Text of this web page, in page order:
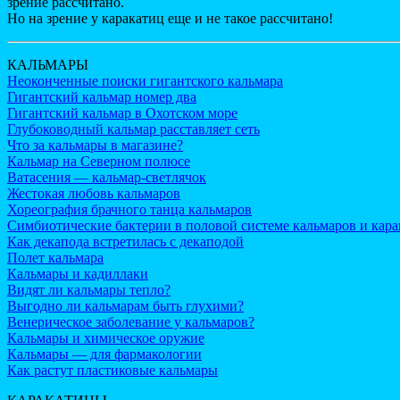
Но на зрение у каракатиц еще и не такое рассчитано!
КАЛЬМАРЫ
Неоконченные поиски гигантского кальмара
Гигантский кальмар номер два
Гигантский кальмар в Охотском море
Глубоководный кальмар расставляет сеть
Что за кальмары в магазине?
Кальмар на Северном полюсе
Ватасения — кальмар-светлячок
Жестокая любовь кальмаров
Хореография брачного танца кальмаров
Симбиотические бактерии в половой системе кальмаров и
Как декапода встретилась с декаподой
Полет кальмара
Кальмары и кадиллаки
Видят ли кальмары тепло?
Выгодно ли кальмарам быть глухими?
Венерическое заболевание у кальмаров?
Кальмары и химическое оружие
Кальмары — для фармакологии
Как растут пластиковые кальмары